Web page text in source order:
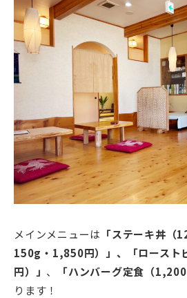
メインメニューは 「ステーキ丼
150g・1,850円）」、
「ロース
円）」 、 「ハンバーグ定食（
ります！